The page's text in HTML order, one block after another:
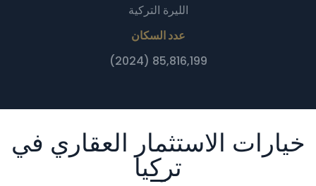
الليرة التركية
عدد السكان
85,816,199 (2024)
خيارات الاستثمار العقاري في
تركيا